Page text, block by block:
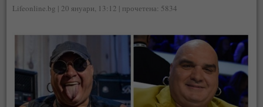
Lifeonline.bg | 20 януари, 13:12 | прочетена: 5834